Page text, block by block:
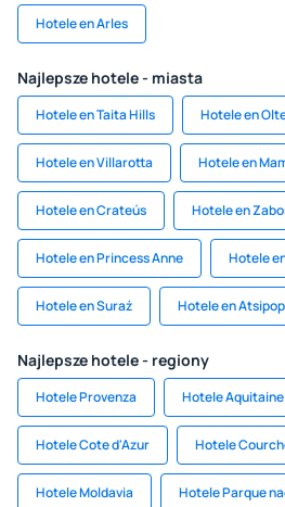
Hotele en Arles
Najlepsze hotele - miasta
Hotele en Taita Hills Hotele en
Hotele en Villarotta Hotele en
Hotele en Crateús Hotele en
Hotele en Princess Anne Hotele
Hotele en Suraż Hotele en
Najlepsze hotele - regiony
Hotele Provenza Hotele Aquitaine
Hotele Cote d'Azur Hotele
Hotele Moldavia Hotele Parque